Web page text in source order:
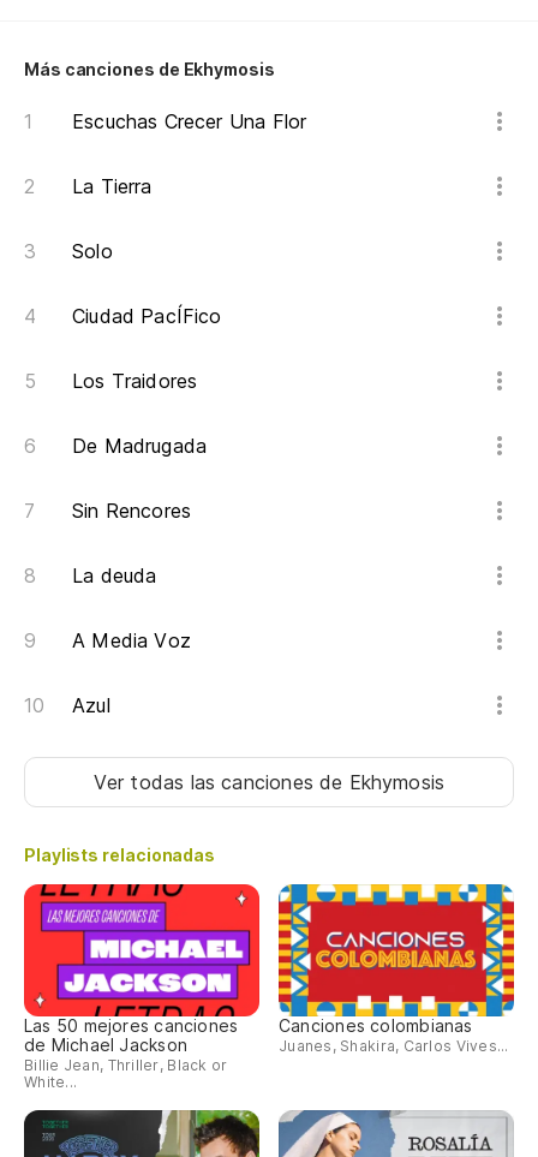
Más canciones de Ekhymosis
Escuchas Crecer Una Flor
La Tierra
Solo
Ciudad PacÍFico
Los Traidores
De Madrugada
Sin Rencores
La deuda
A Media Voz
Azul
Ver todas las cancionesde Ekhymosis
Playlists relacionadas
Las 50 mejores canciones
de Michael Jackson
Billie Jean, Thriller, Black or
White...
Canciones colombianas
Juanes, Shakira, Carlos Vives...